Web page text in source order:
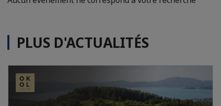
PLUS D'ACTUALITÉS